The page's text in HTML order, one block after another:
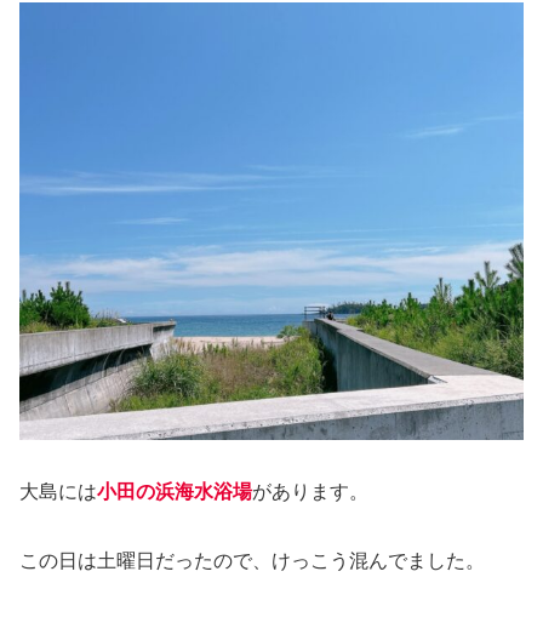
大島には小田の浜海水浴場があります。
この日は土曜日だったので、けっこう混んでました。